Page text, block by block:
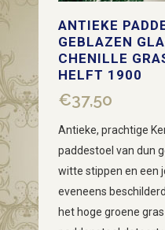
ANTIEKE
GEBLAZEN
CHENILLE
HELFT 1900
€37,50
Antieke, prachtige
paddestoel van dun
witte stippen en een
eveneens
het hoge groene